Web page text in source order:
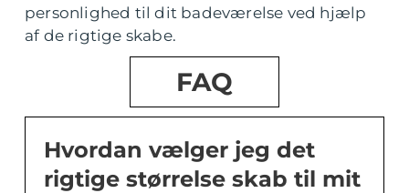
personlighed til dit badeværelse ved hjælp
af de rigtige skabe.
FAQ
Hvordan vælger jeg det
rigtige størrelse skab til mit